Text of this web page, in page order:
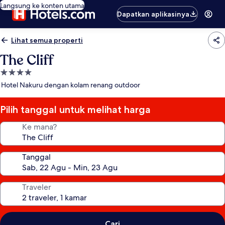
Langsung ke konten utama
Dapatkan aplikasinya
Lihat semua properti
The Cliff
Properti
bintang
Hotel Nakuru dengan kolam renang outdoor
Pilih tanggal untuk melihat harga
Ke mana?
Tanggal
Traveler